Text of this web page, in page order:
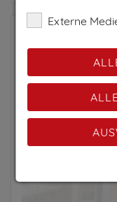
Externe